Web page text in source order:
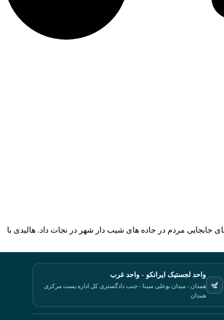
واحد لجستیک ایرانکو - واحد غرب
همدان - میدان بوعلی سینا - جنب دادگستری کل اداره پست مرکزی
همدان